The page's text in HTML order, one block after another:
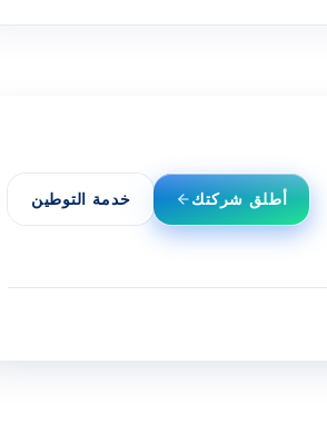
أطلق شركتك خدمة التوطين